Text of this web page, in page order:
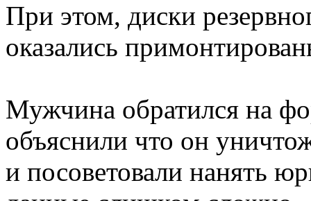
При этом, диски
оказались
Мужчина обратился на
объяснили что он
и посоветовали нанять